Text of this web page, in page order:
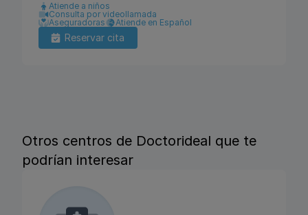
Atiende a niños
Consulta por videollamada
Aseguradoras
Atiende en Español
Reservar cita
Otros centros de Doctorideal que te
podrían interesar